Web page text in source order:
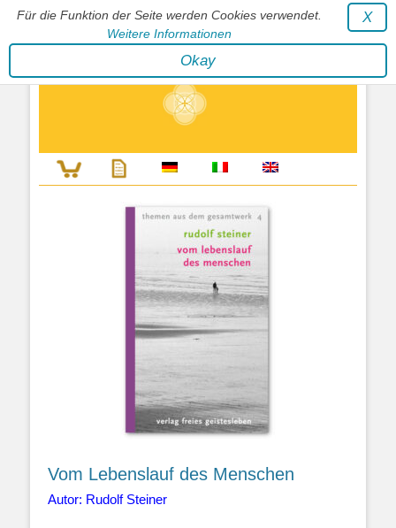
Für die Funktion der Seite werden Cookies verwendet.
Weitere Informationen
X
Okay
Stephan Wunderlich Verlag
Literatur zur Förderung der Gestaltfähigkeit des Lebens
Vom Lebenslauf des Menschen
Autor: Rudolf Steiner